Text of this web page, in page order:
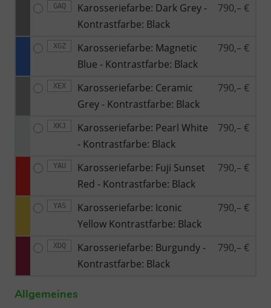
GAQ
Karosseriefarbe: Dark Grey -
Kontrastfarbe: Black
790,– €
XGZ
Karosseriefarbe: Magnetic
Blue - Kontrastfarbe: Black
790,– €
XEX
Karosseriefarbe: Ceramic
Grey - Kontrastfarbe: Black
790,– €
XKJ
Karosseriefarbe: Pearl White
- Kontrastfarbe: Black
790,– €
YAU
Karosseriefarbe: Fuji Sunset
Red - Kontrastfarbe: Black
790,– €
YAS
Karosseriefarbe: Iconic
Yellow Kontrastfarbe: Black
790,– €
XDQ
Karosseriefarbe: Burgundy -
Kontrastfarbe: Black
790,– €
Allgemeines